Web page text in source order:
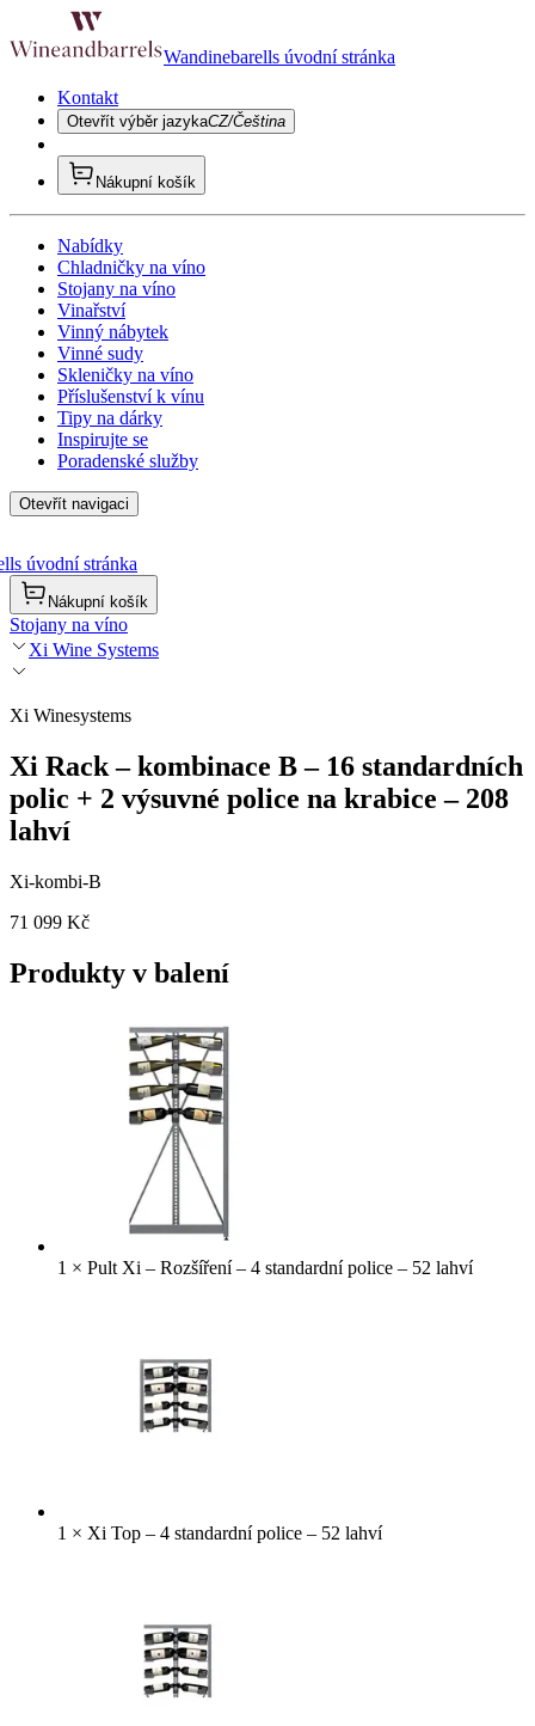
Wandinebarells úvodní stránka
Kontakt
Otevřít výběr jazykaCZ/Čeština
Nákupní košík
Nabídky
Chladničky na víno
Stojany na víno
Vinařství
Vinný nábytek
Vinné sudy
Skleničky na víno
Příslušenství k vínu
Tipy na dárky
Inspirujte se
Poradenské služby
Otevřít navigaci
úvodní stránka
Nákupní košík
Stojany na víno
Xi Wine Systems
Xi Winesystems
Xi Rack – kombinace B – 16 standardních
polic + 2 výsuvné police na krabice – 208
lahví
Xi-kombi-B
71 099 Kč
Produkty v balení
1 × Pult Xi – Rozšíření – 4 standardní police – 52 lahví
1 × Xi Top – 4 standardní police – 52 lahví